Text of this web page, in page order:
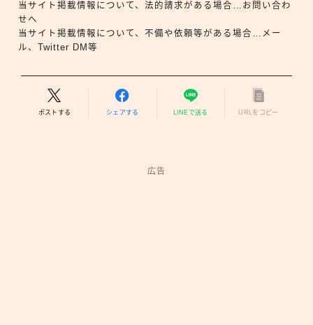
当サイト掲載情報について、法的請求がある場合…お問い合わ
せへ
当サイト掲載情報について、不備や依頼等がある場合…メー
ル、Twitter DM等
ポストする シェアする LINEで送る URLをコピー
広告